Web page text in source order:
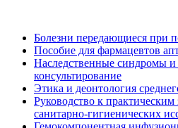
Болезни передающиеся при
Пособие для фармацевтов
Наследственные синдромы и
консультирование
Этика и деонтология
Руководство к
санитарно-гигиенических